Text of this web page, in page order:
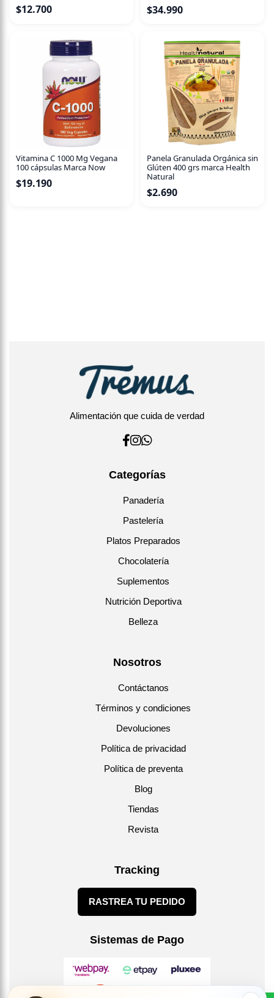
$12.700 $34.990
Vitamina C 1000 Mg Vegana
100 cápsulas Marca Now
$19.190
Panela Granulada Orgánica sin
Glúten 400 grs marca Health
Natural
$2.690
Alimentación que cuida de verdad
Categorías
Panadería
Pastelería
Platos Preparados
Chocolatería
Suplementos
Nutrición Deportiva
Belleza
Nosotros
Contáctanos
Términos y condiciones
Devoluciones
Política de privacidad
Política de preventa
Blog
Tiendas
Revista
Tracking
RASTREA TU PEDIDO
Sistemas de Pago